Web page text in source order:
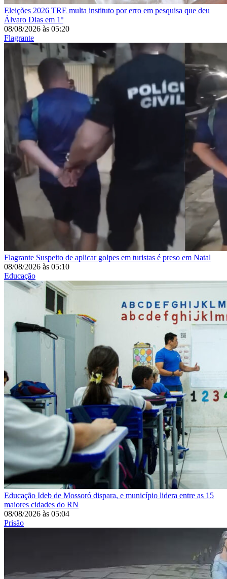
Eleições 2026 TRE multa instituto por erro em pesquisa que deu
Álvaro Dias em 1º
08/08/2026 às 05:20
Flagrante
Flagrante Suspeito de aplicar golpes em turistas é preso em Natal
08/08/2026 às 05:10
Educação
Educação Ideb de Mossoró dispara, e município lidera entre as 15
maiores cidades do RN
08/08/2026 às 05:04
Prisão